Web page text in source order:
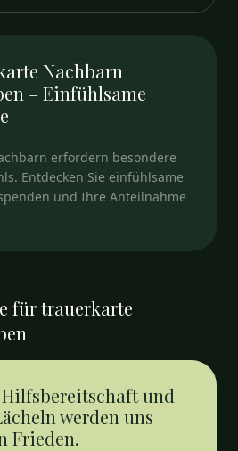
Nachbarn
– Einfühlsame
erfordern besondere
Entdecken Sie einfühlsame
und Ihre Anteilnahme
fürtrauerkarte
und
werden uns
Frieden.